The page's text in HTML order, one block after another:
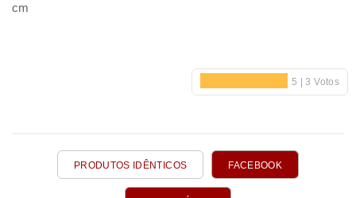
cm
PRODUTOS IDÊNTICOS FACEBOOK